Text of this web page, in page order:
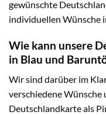
gewünschte
individuellen Wünsche
Wie kann unsere
in Blau und
Wir sind darüber im
verschiedene Wünsche
Deutschlandkarte als